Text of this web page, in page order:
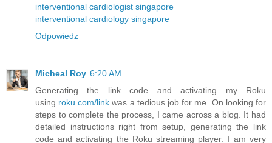
interventional cardiologist singapore
interventional cardiology singapore
Odpowiedz
Micheal Roy 6:20 AM
Generating the link code and activating my Roku
using roku.com/link was a tedious job for me. On looking for
steps to complete the process, I came across a blog. It had
detailed instructions right from setup, generating the link
code and activating the Roku streaming player. I am very